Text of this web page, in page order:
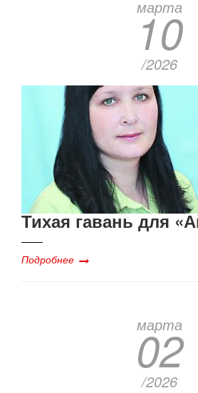
марта
10
/2026
Тихая гавань для
Подробнее
марта
02
/2026